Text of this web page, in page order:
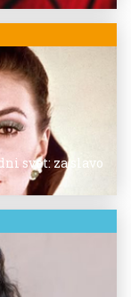
svet: za slavo